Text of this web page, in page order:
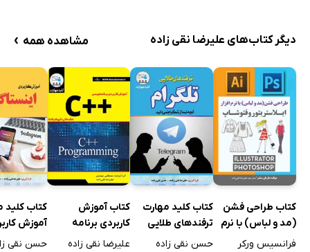
دیگر کتاب‌های علیرضا نقی زاده مشاهده همه ›
کتاب طراحی فشن
(مد و لباس) با نرم
افزار ایلاستریتور و
فرانسیس ورکر
کتاب کلید مهارت
ترفندهای طلایی
تلگرام
حسن نقی زاده
کتاب آموزش
کاربردی برنامه‌
نویسی ++C
علیرضا نقی زاده
کتاب کلید
آموزش
اینستاگرام
حسن نقی